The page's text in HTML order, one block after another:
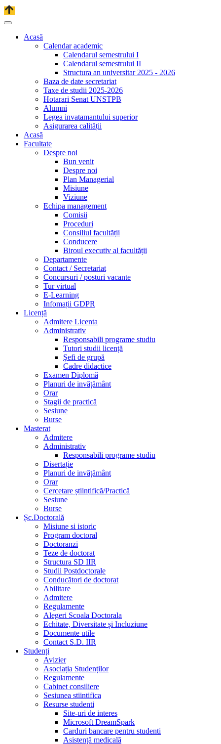
Acasă
Calendar academic
Calendarul semestrului I
Calendarul semestrului II
Structura an universitar 2025 - 2026
Baza de date secretariat
Taxe de studii 2025-2026
Hotarari Senat UNSTPB
Alumni
Legea invatamantului superior
Asigurarea calității
Acasă
Facultate
Despre noi
Bun venit
Despre noi
Plan Managerial
Misiune
Viziune
Echipa management
Comisii
Proceduri
Consiliul facultății
Conducere
Biroul executiv al facultății
Departamente
Contact / Secretariat
Concursuri / posturi vacante
Tur virtual
E-Learning
Infomații GDPR
Licență
Admitere Licenta
Administrativ
Responsabili programe studiu
Tutori studii licență
Şefi de grupă
Cadre didactice
Examen Diplomă
Planuri de invățământ
Orar
Stagii de practică
Sesiune
Burse
Masterat
Admitere
Administrativ
Responsabili programe studiu
Disertație
Planuri de invățământ
Orar
Cercetare științifică/Practică
Sesiune
Burse
Șc.Doctorală
Misiune si istoric
Program doctoral
Doctoranzi
Teze de doctorat
Structura SD IIR
Studii Postdoctorale
Conducători de doctorat
Abilitare
Admitere
Regulamente
Alegeri Scoala Doctorala
Echitate, Diversitate și Incluziune
Documente utile
Contact S.D. IIR
Studenți
Avizier
Asociația Studenților
Regulamente
Cabinet consiliere
Sesiunea stiintifica
Resurse studenti
Site-uri de interes
Microsoft DreamSpark
Carduri bancare pentru studenti
Asistență medicală